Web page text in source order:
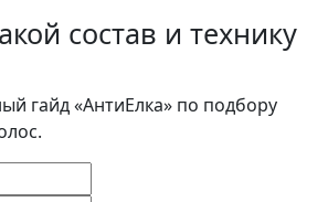
состав и технику
гайд «АнтиЕлка» по подбору